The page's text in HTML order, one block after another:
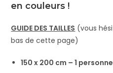
en couleurs !
GUIDE DES TAILLES (vous
bas de cette page)
150 x 200 cm – 1 personne